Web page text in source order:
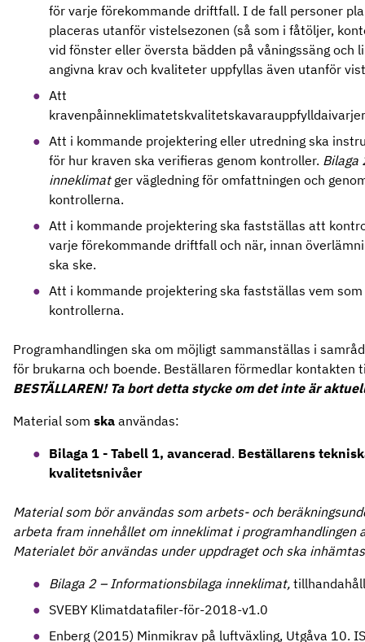
för varje förekommande driftfall. I de fall personer
placeras utanför vistelsezonen (så som i fåtöljer,
vid fönster eller översta bädden på våningssäng och
angivna krav och kvaliteter uppfyllas även utanför
Att
Att i kommande projektering eller utredning ska
för hur kraven ska verifieras genom kontroller. Bilaga
inneklimat ger vägledning för omfattningen och
kontrollerna.
Att i kommande projektering ska fastställas att
varje förekommande driftfall och när, innan
ska ske.
Att i kommande projektering ska fastställas vem
kontrollerna.
Programhandlingen ska om möjligt sammanställas i
för brukarna och boende. Beställaren förmedlar kontakten
BESTÄLLAREN! Ta bort detta stycke om det inte är
Material som ska användas:
Bilaga 1 - Tabell 1, avancerad. Beställarens
kvalitetsnivåer
Material som bör användas som arbets- och
arbeta fram innehållet om inneklimat i programhandlingen
Materialet bör användas under uppdraget och ska
Bilaga 2 – Informationsbilaga inneklimat,
SVEBY Klimatdatafiler-för-2018-v1.0
Enberg (2015) Minmikrav på luftväxling, Utgåva 10.